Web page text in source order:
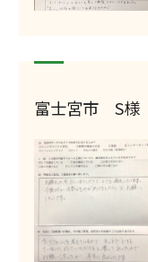
富士宮市 S様